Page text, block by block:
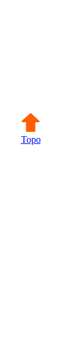
Topo